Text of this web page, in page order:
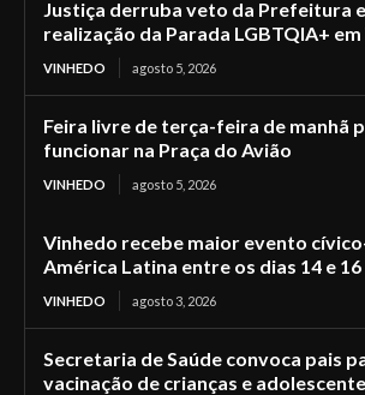
Justiça derruba veto da Prefeitura
realização da Parada LGBTQIA+
VINHEDO agosto 5, 2026
Feira livre de terça-feira de manhã
funcionar na Praça do Avião
VINHEDO agosto 5, 2026
Vinhedo recebe maior evento
América Latina entre os dias 14 e
VINHEDO agosto 3, 2026
Secretaria de Saúde convoca pais
vacinação de crianças e